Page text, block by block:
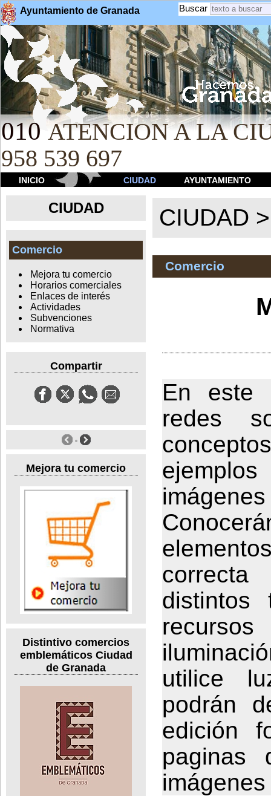
Ayuntamiento de Granada Buscar
010 ATENCION A LA
958 539 697
INICIO CIUDAD AYUNTAMIENTO
CIUDAD
Comercio
Mejora tu comercio
Horarios comerciales
Enlaces de interés
Actividades
Subvenciones
Normativa
Compartir
Mejora tu comercio
Distintivo comercios
emblemáticos Ciudad
de Granada
CIUDAD
Comercio
En este
redes
ejemplos
distintos
utilice
podrán
edición
paginas